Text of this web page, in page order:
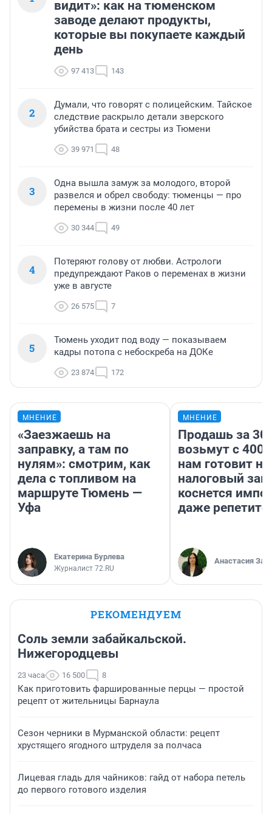
видит»: как на тюменском
заводе делают продукты,
которые вы покупаете каждый
день
97 413 143
2
Думали, что говорят с полицейским. Тайское
следствие раскрыло детали зверского
убийства брата и сестры из Тюмени
39 971 48
3
Одна вышла замуж за молодого, второй
развелся и обрел свободу: тюменцы — про
перемены в жизни после 40 лет
30 344 49
4
Потеряют голову от любви. Астрологи
предупреждают Раков о переменах в жизни
уже в августе
26 575 7
5
Тюмень уходит под воду — показываем
кадры потопа с небоскреба на ДОКе
23 874 172
МНЕНИЕ
«Заезжаешь на
заправку, а там по
нулям»: смотрим, как
дела с топливом на
маршруте Тюмень —
Уфа
Екатерина Бурлева
Журналист 72.RU
МНЕНИЕ
Продашь за
возьмут с
нам готовит
налоговый
коснется
даже
Анастасия
РЕКОМЕНДУЕМ
Соль земли забайкальской.
Нижегородцевы
23 часа 16 500 8
Как приготовить фаршированные перцы — простой
рецепт от жительницы Барнаула
Сезон черники в Мурманской области: рецепт
хрустящего ягодного штруделя за полчаса
Лицевая гладь для чайников: гайд от набора петель
до первого готового изделия